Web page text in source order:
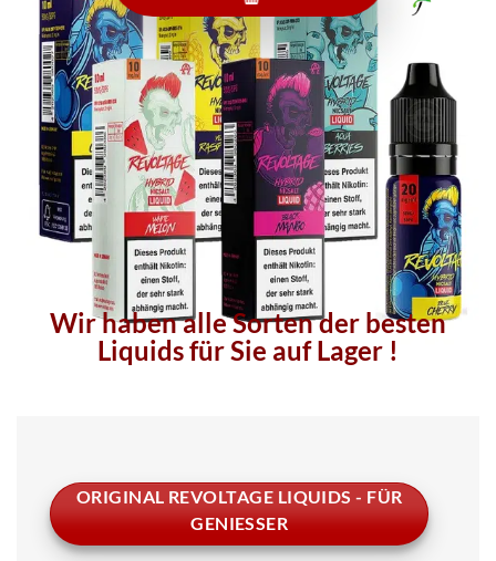
Wir haben alle Sorten der besten
Liquids für Sie auf Lager !
ORIGINAL REVOLTAGE LIQUIDS - FÜR
GENIESSER